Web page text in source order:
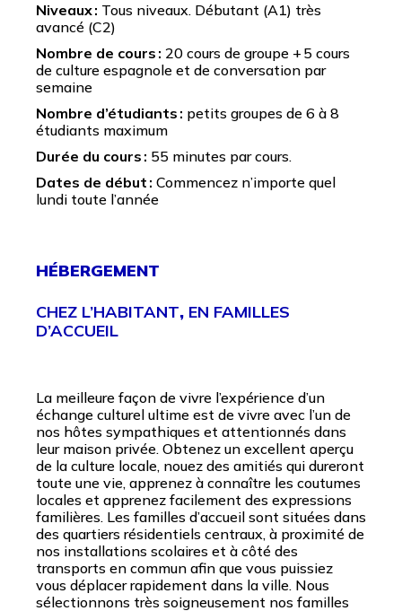
Niveaux : Tous niveaux. Débutant (A1) très
avancé (C2)
Nombre de cours : 20 cours de groupe + 5 cours
de culture espagnole et de conversation par
semaine
Nombre d’étudiants : petits groupes de 6 à 8
étudiants maximum
Durée du cours : 55 minutes par cours.
Dates de début : Commencez n’importe quel
lundi toute l’année
HÉBERGEMENT
CHEZ L’HABITANT, EN FAMILLES
D’ACCUEIL
La meilleure façon de vivre l’expérience d’un
échange culturel ultime est de vivre avec l’un de
nos hôtes sympathiques et attentionnés dans
leur maison privée. Obtenez un excellent aperçu
de la culture locale, nouez des amitiés qui dureront
toute une vie, apprenez à connaître les coutumes
locales et apprenez facilement des expressions
familières. Les familles d’accueil sont situées dans
des quartiers résidentiels centraux, à proximité de
nos installations scolaires et à côté des
transports en commun afin que vous puissiez
vous déplacer rapidement dans la ville. Nous
sélectionnons très soigneusement nos familles